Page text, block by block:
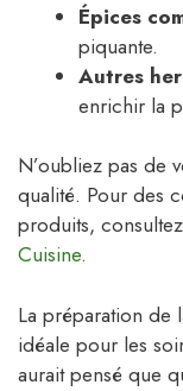
Épices
piquante.
Autres
enrichir la
N’oubliez pas de
qualité. Pour des
produits,
Cuisine.
La préparation de
idéale pour les
aurait pensé que